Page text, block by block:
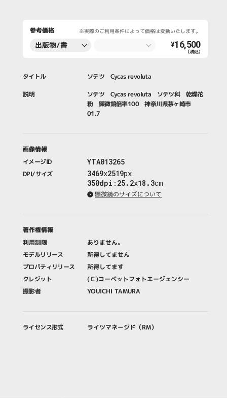
参考価格 ※実際のご利用条件によって価格は変動いたします。
出版物/書
¥16,500
（税込）
タイトル ソテツ Cycas revoluta
説明
ソテツ Cycas revoluta ソテツ科 乾燥花
粉 顕微鏡倍率100 神奈川県茅ヶ崎市
01.7
画像情報
イメージID
YTA013265
DPI/サイズ 3469x2519px
350dpi : 25.2x18.3cm
顕微鏡のサイズについて
著作権情報
利用制限
ありません。
モデルリリース
所得してません
プロパティリリース
所得してます
クレジット
(Ｃ)コーベットフォトエージェンシー
撮影者
YOUICHI TAMURA
ライセンス形式 ライツマネージド（RM）